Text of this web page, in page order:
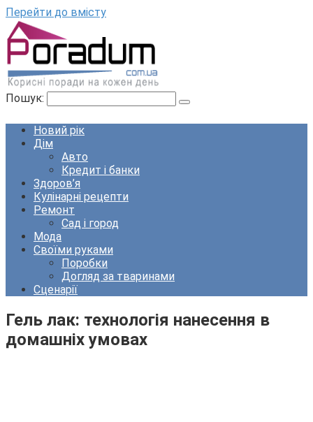
Перейти до вмісту
Пошук:
Новий рік
Дім
Авто
Кредит і банки
Здоров’я
Кулінарні рецепти
Ремонт
Сад і город
Мода
Своїми руками
Поробки
Догляд за тваринами
Сценарії
Гель лак: технологія нанесення в
домашніх умовах